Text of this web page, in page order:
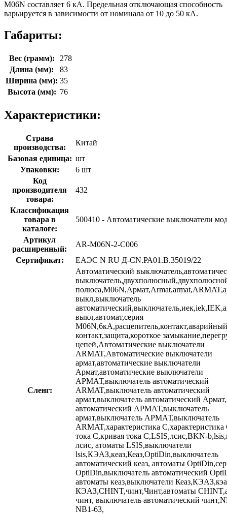
M06N составляет 6 кА. Предельная отключающая способность
варьируется в зависимости от номинала от 10 до 50 кА.
Габариты:
Вес (грамм):
278
Длина (мм):
83
Ширина (мм): 35
Высота (мм): 76
Характеристики:
Страна
производства:
Китай
Базовая единица: шт
Упаковки:
6 шт
Код
производителя
товара:
432
Классификация
товара в
каталоге:
500410 - Автоматические выключатели
Артикул
расширенный:
AR-M06N-2-C006
Сертификат:
ЕАЭС N RU Д-CN.РА01.В.35019/22
Сленг:
Автоматический
выкл,выключатель
выкл,автомат,серия
M06N,6кА,расцепитель,контакт,аварийный
контакт,защита,короткое
цепей,Автоматические выключатели
ARMAT,Автоматические выключатели
армат,автоматические выключатели
Армат,автоматические выключатели
АРМАТ,выключатель автоматический
ARMAT,выключатель автоматический
армат,выключатель автоматический
автоматический АРМАТ,выключатель
армат,выключатель АРМАТ,выключатель
ARMAT,характеристика
тока С,кривая тока C,LSIS,лсис,BKN-
лсис, атоматы LSIS,выключатели
lsis,КЭАЗ,кеаз,Кеаз,OptiDin,выключатель
автоматический кеаз, автоматы
OptiDin,выключатель автоматический
автоматы кеаз,выключатели
КЭАЗ,CHINT,чинт,Чинт,автоматы
чинт, выключатель автоматический
NB1-63,